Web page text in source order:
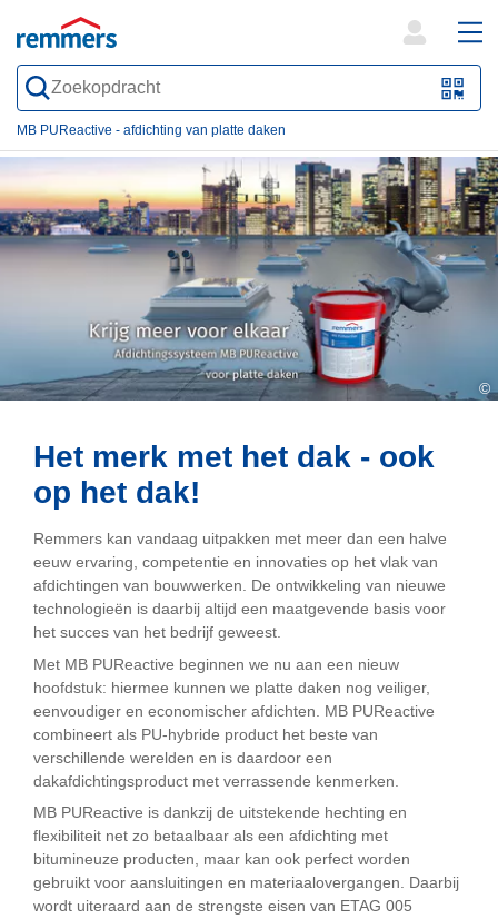
QR-
oder
form
MB PUReactive - afdichting van platte daken
©
Het merk met het dak - ook
op het dak!
Remmers kan vandaag uitpakken met meer dan een halve
eeuw ervaring, competentie en innovaties op het vlak van
afdichtingen van bouwwerken. De ontwikkeling van nieuwe
technologieën is daarbij altijd een maatgevende basis voor
het succes van het bedrijf geweest.
Met MB PUReactive beginnen we nu aan een nieuw
hoofdstuk: hiermee kunnen we platte daken nog veiliger,
eenvoudiger en economischer afdichten. MB PUReactive
combineert als PU-hybride product het beste van
verschillende werelden en is daardoor een
dakafdichtingsproduct met verrassende kenmerken.
MB PUReactive is dankzij de uitstekende hechting en
flexibiliteit net zo betaalbaar als een afdichting met
bitumineuze producten, maar kan ook perfect worden
gebruikt voor aansluitingen en materiaalovergangen. Daarbij
wordt uiteraard aan de strengste eisen van ETAG 005